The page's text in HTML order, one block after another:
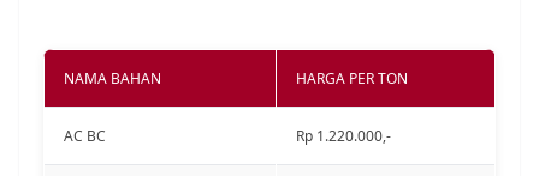
NAMA BAHAN HARGA PER TON
AC BC Rp 1.220.000,-